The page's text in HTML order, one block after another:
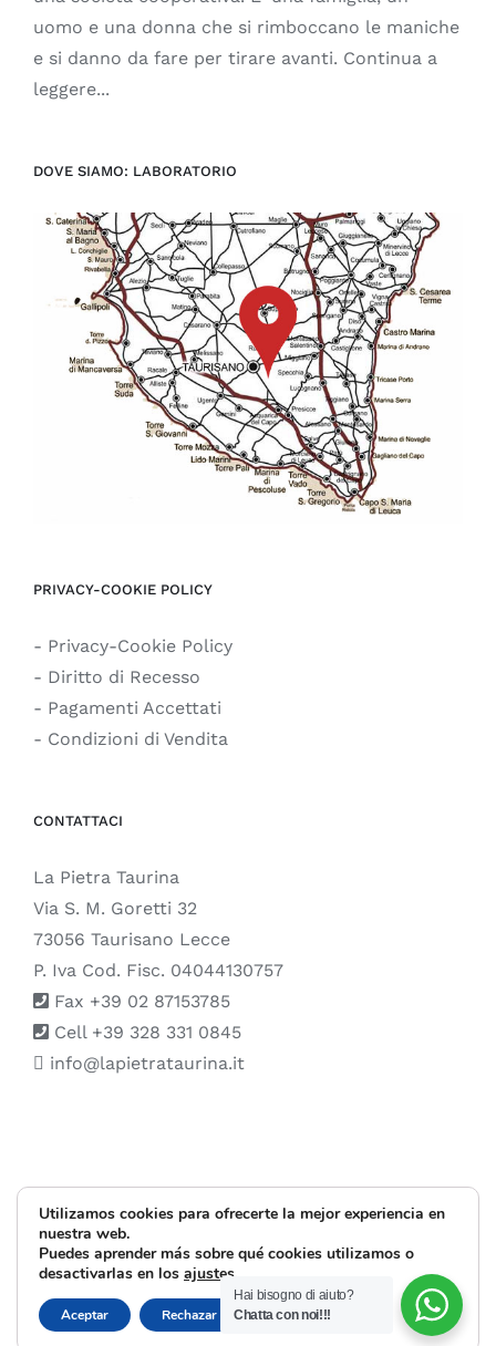
uomo e una donna che si rimboccano le maniche
e si danno da fare per tirare avanti. Continua a
leggere...
DOVE SIAMO: LABORATORIO
PRIVACY-COOKIE POLICY
- Privacy-Cookie Policy
- Diritto di Recesso
- Pagamenti Accettati
- Condizioni di Vendita
CONTATTACI
La Pietra Taurina
Via S. M. Goretti 32
73056 Taurisano Lecce
P. Iva Cod. Fisc. 04044130757
Fax +39 02 87153785
Cell +39 328 331 0845
info@lapietrataurina.it
InstagramFacebook
X Pinterest
Utilizamos cookies para ofrecerte la mejor experiencia en
nuestra web.
Puedes aprender más sobre qué cookies utilizamos o
desactivarlas en los ajustes
Aceptar Rechazar Ajustes Cerrar el banner
Hai bisogno di aiuto?
Chatta con noi!!!